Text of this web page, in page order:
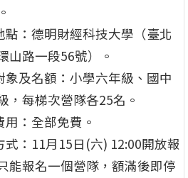
點：德明財經科技大學（臺北
山路一段56號）。
象及名額：小學六年級、國中
，每梯次營隊各25名。
用：全部免費。
式：11月15日(六) 12:00開放報
能報名一個營隊，額滿後即停